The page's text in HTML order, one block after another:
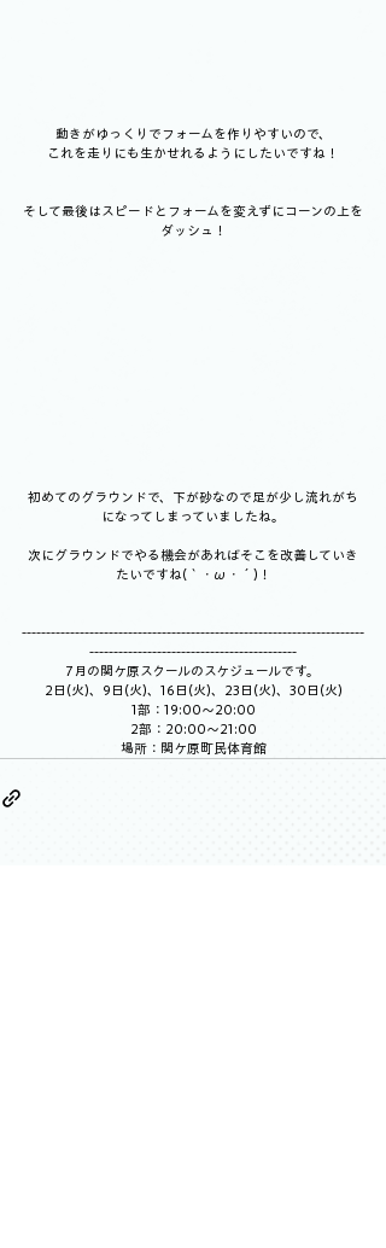
動きがゆっくりでフォームを作りやすいので、
これを走りにも生かせれるようにしたいですね！
そして最後はスピードとフォームを変えずにコーンの上を
ダッシュ！
初めてのグラウンドで、下が砂なので足が少し流れがち
になってしまっていましたね。
次にグラウンドでやる機会があればそこを改善していき
たいですね(｀・ω・´)！
-----------------------------------------------------------------------
-------------------------------------------
7月の関ケ原スクールのスケジュールです。
2日(火)、9日(火)、16日(火)、23日(火)、30日(火)
1部：19:00～20:00
2部：20:00～21:00
場所：関ケ原町民体育館